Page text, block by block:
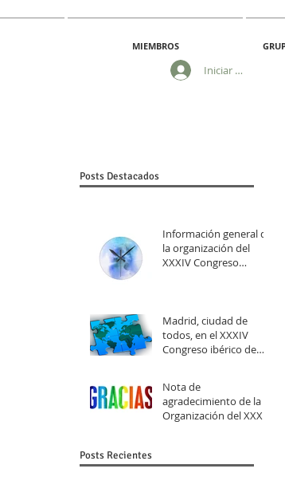
MIEMBROS
Iniciar sesión
Posts Destacados
Información general de
la organización del
XXXIV Congreso
Madrid, ciudad de
todos, en el XXXIV
Congreso ibérico de
Nota de
agradecimiento de la
Organización del XXXIV
Posts Recientes